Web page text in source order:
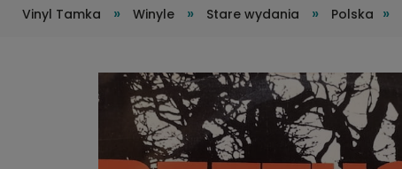
Vinyl Tamka » Winyle » Stare wydania » Polska »